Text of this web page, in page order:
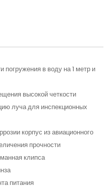
в воду на 1 метр и
высокой четкости
луча для инспекционных
корпус из авиационного
прочности
клипса
питания